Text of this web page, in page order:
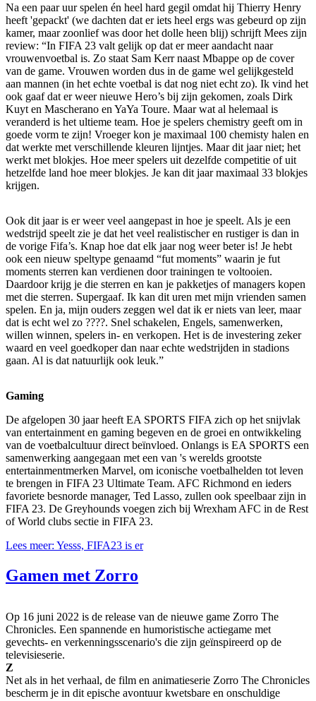
Na een paar uur spelen én heel hard gegil omdat hij Thierry Henry
heeft 'gepackt' (we dachten dat er iets heel ergs was gebeurd op zijn
kamer, maar zoonlief was door het dolle heen blij) schrijft Mees zijn
review: “In FIFA 23 valt gelijk op dat er meer aandacht naar
vrouwenvoetbal is. Zo staat Sam Kerr naast Mbappe op de cover
van de game. Vrouwen worden dus in de game wel gelijkgesteld
aan mannen (in het echte voetbal is dat nog niet echt zo). Ik vind het
ook gaaf dat er weer nieuwe Hero’s bij zijn gekomen, zoals Dirk
Kuyt en Mascherano en YaYa Toure. Maar wat al helemaal is
veranderd is het ultieme team. Hoe je spelers chemistry geeft om in
goede vorm te zijn! Vroeger kon je maximaal 100 chemisty halen en
dat werkte met verschillende kleuren lijntjes. Maar dit jaar niet; het
werkt met blokjes. Hoe meer spelers uit dezelfde competitie of uit
hetzelfde land hoe meer blokjes. Je kan dit jaar maximaal 33 blokjes
krijgen.
Ook dit jaar is er weer veel aangepast in hoe je speelt. Als je een
wedstrijd speelt zie je dat het veel realistischer en rustiger is dan in
de vorige Fifa’s. Knap hoe dat elk jaar nog weer beter is! Je hebt
ook een nieuw speltype genaamd “fut moments” waarin je fut
moments sterren kan verdienen door trainingen te voltooien.
Daardoor krijg je die sterren en kan je pakketjes of managers kopen
met die sterren. Supergaaf. Ik kan dit uren met mijn vrienden samen
spelen. En ja, mijn ouders zeggen wel dat ik er niets van leer, maar
dat is echt wel zo ????. Snel schakelen, Engels, samenwerken,
willen winnen, spelers in- en verkopen. Het is de investering zeker
waard en veel goedkoper dan naar echte wedstrijden in stadions
gaan. Al is dat natuurlijk ook leuk.”
Gaming
De afgelopen 30 jaar heeft EA SPORTS FIFA zich op het snijvlak
van entertainment en gaming begeven en de groei en ontwikkeling
van de voetbalcultuur direct beïnvloed. Onlangs is EA SPORTS een
samenwerking aangegaan met een van 's werelds grootste
entertainmentmerken Marvel, om iconische voetbalhelden tot leven
te brengen in FIFA 23 Ultimate Team. AFC Richmond en ieders
favoriete besnorde manager, Ted Lasso, zullen ook speelbaar zijn in
FIFA 23. De Greyhounds voegen zich bij Wrexham AFC in de Rest
of World clubs sectie in FIFA 23.
Lees meer: Yesss, FIFA23 is er
Gamen met Zorro
Op 16 juni 2022 is de release van de nieuwe game Zorro The
Chronicles. Een spannende en humoristische actiegame met
gevechts- en verkenningsscenario's die zijn geïnspireerd op de
televisieserie.
Z
Net als in het verhaal, de film en animatieserie Zorro The Chronicles
bescherm je in dit epische avontuur kwetsbare en onschuldige